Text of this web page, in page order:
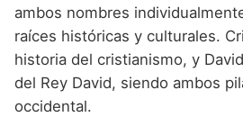
ambos nombres
raíces históricas y culturales.
historia del cristianismo, y
del Rey David, siendo ambos
occidental.